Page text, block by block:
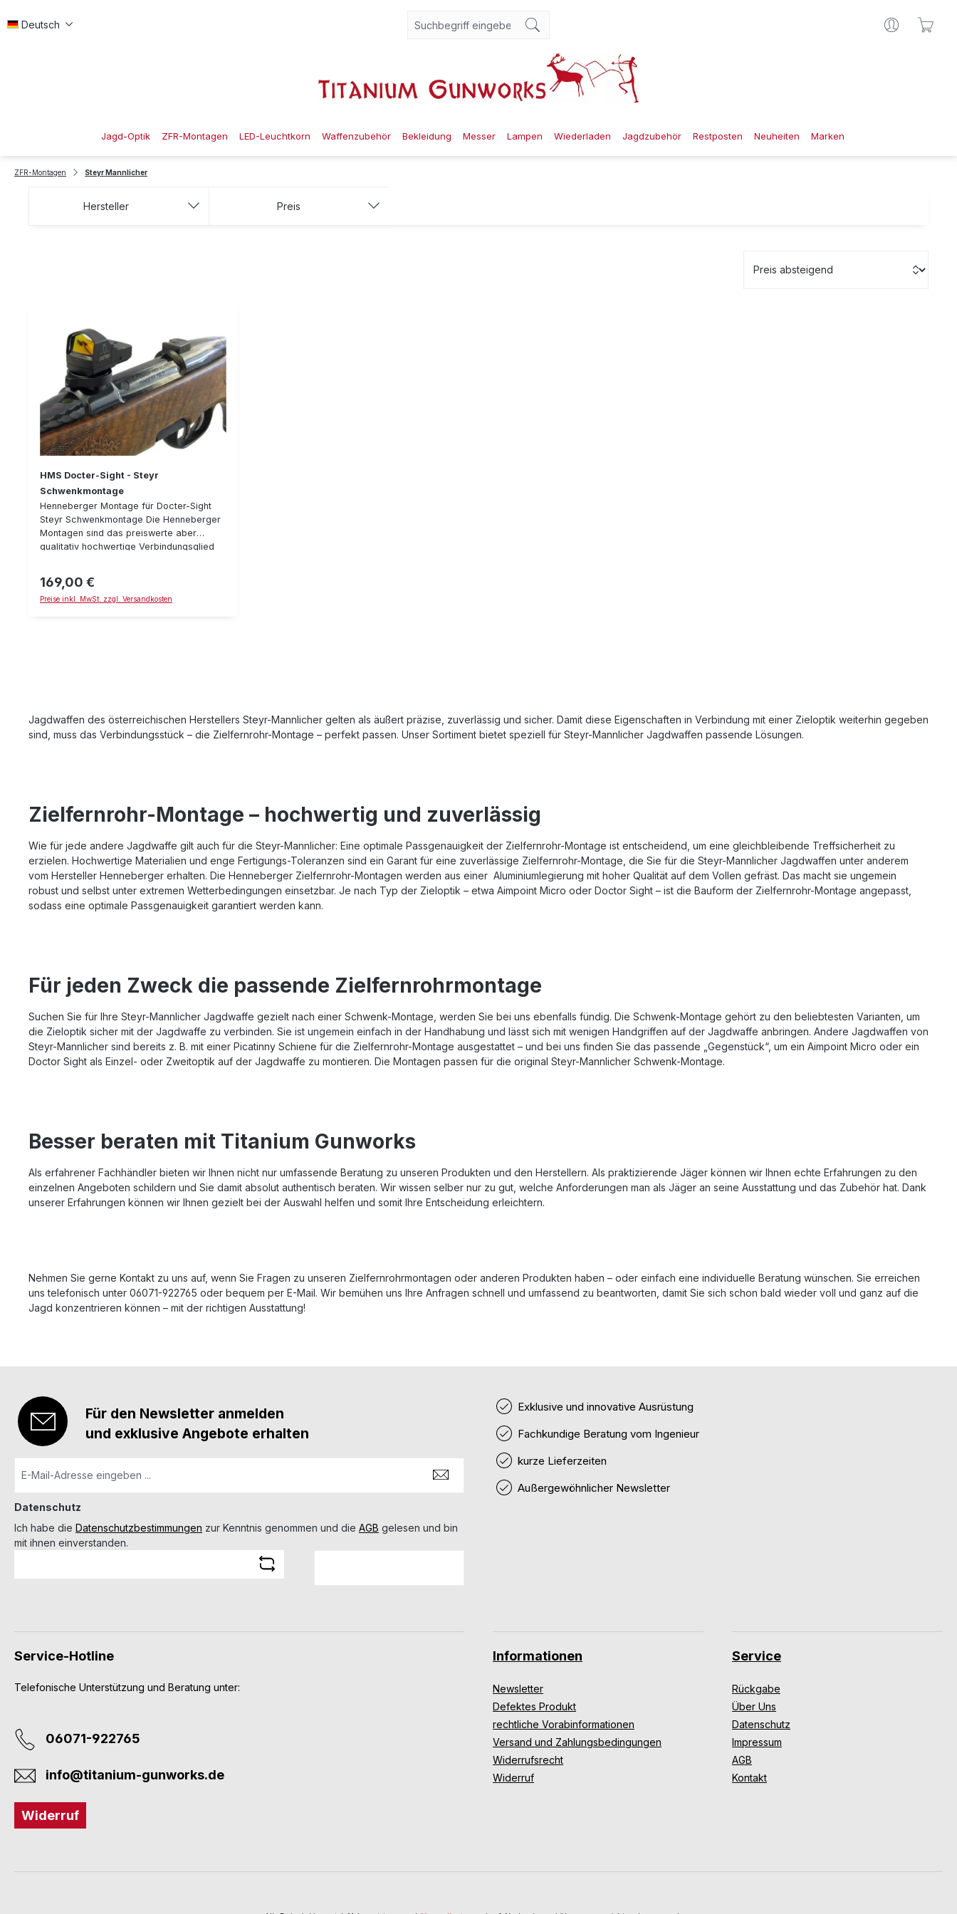
Deutsch
Jagd-Optik ZFR-Montagen LED-Leuchtkorn Waffenzubehör Bekleidung Messer Lampen Wiederladen Jagdzubehör Restposten Neuheiten Marken
ZFR-Montagen Steyr Mannlicher
Hersteller Preis
HMS Docter-Sight - Steyr
Schwenkmontage
Henneberger Montage für Docter-Sight
Steyr Schwenkmontage Die Henneberger
Montagen sind das preiswerte aber
qualitativ hochwertige Verbindungsglied
sind die Systeme absolut schussfest und
wiederholgenau. Details: Passend für orig.
Regulärer Preis:
169,00 €
Preise inkl. MwSt. zzgl. Versandkosten
Jagdwaffen des österreichischen Herstellers Steyr-Mannlicher gelten als äußert präzise, zuverlässig und sicher. Damit diese Eigenschaften in Verbindung mit einer Zieloptik weiterhin gegeben
sind, muss das Verbindungsstück – die Zielfernrohr-Montage – perfekt passen. Unser Sortiment bietet speziell für Steyr-Mannlicher Jagdwaffen passende Lösungen.
Zielfernrohr-Montage – hochwertig und zuverlässig
Wie für jede andere Jagdwaffe gilt auch für die Steyr-Mannlicher: Eine optimale Passgenauigkeit der Zielfernrohr-Montage ist entscheidend, um eine gleichbleibende Treffsicherheit zu
erzielen. Hochwertige Materialien und enge Fertigungs-Toleranzen sind ein Garant für eine zuverlässige Zielfernrohr-Montage, die Sie für die Steyr-Mannlicher Jagdwaffen unter anderem
vom Hersteller Henneberger erhalten. Die Henneberger Zielfernrohr-Montagen werden aus einer Aluminiumlegierung mit hoher Qualität auf dem Vollen gefräst. Das macht sie ungemein
robust und selbst unter extremen Wetterbedingungen einsetzbar. Je nach Typ der Zieloptik – etwa Aimpoint Micro oder Doctor Sight – ist die Bauform der Zielfernrohr-Montage angepasst,
sodass eine optimale Passgenauigkeit garantiert werden kann.
Für jeden Zweck die passende Zielfernrohrmontage
Suchen Sie für Ihre Steyr-Mannlicher Jagdwaffe gezielt nach einer Schwenk-Montage, werden Sie bei uns ebenfalls fündig. Die Schwenk-Montage gehört zu den beliebtesten Varianten, um
die Zieloptik sicher mit der Jagdwaffe zu verbinden. Sie ist ungemein einfach in der Handhabung und lässt sich mit wenigen Handgriffen auf der Jagdwaffe anbringen. Andere Jagdwaffen von
Steyr-Mannlicher sind bereits z. B. mit einer Picatinny Schiene für die Zielfernrohr-Montage ausgestattet – und bei uns finden Sie das passende „Gegenstück“, um ein Aimpoint Micro oder ein
Doctor Sight als Einzel- oder Zweitoptik auf der Jagdwaffe zu montieren. Die Montagen passen für die original Steyr-Mannlicher Schwenk-Montage.
Besser beraten mit Titanium Gunworks
Als erfahrener Fachhändler bieten wir Ihnen nicht nur umfassende Beratung zu unseren Produkten und den Herstellern. Als praktizierende Jäger können wir Ihnen echte Erfahrungen zu den
einzelnen Angeboten schildern und Sie damit absolut authentisch beraten. Wir wissen selber nur zu gut, welche Anforderungen man als Jäger an seine Ausstattung und das Zubehör hat. Dank
unserer Erfahrungen können wir Ihnen gezielt bei der Auswahl helfen und somit Ihre Entscheidung erleichtern.
Nehmen Sie gerne Kontakt zu uns auf, wenn Sie Fragen zu unseren Zielfernrohrmontagen oder anderen Produkten haben – oder einfach eine individuelle Beratung wünschen. Sie erreichen
uns telefonisch unter 06071-922765 oder bequem per E-Mail. Wir bemühen uns Ihre Anfragen schnell und umfassend zu beantworten, damit Sie sich schon bald wieder voll und ganz auf die
Jagd konzentrieren können – mit der richtigen Ausstattung!
Für den Newsletter anmelden
und exklusive Angebote erhalten
Datenschutz
Ich habe die Datenschutzbestimmungen zur Kenntnis genommen und die AGB gelesen und bin
mit ihnen einverstanden.
Exklusive und innovative Ausrüstung
Fachkundige Beratung vom Ingenieur
kurze Lieferzeiten
Außergewöhnlicher Newsletter
Service-Hotline
Telefonische Unterstützung und Beratung unter:
06071-922765
info@titanium-gunworks.de
Widerruf
Informationen
Newsletter
Defektes Produkt
rechtliche Vorabinformationen
Versand und Zahlungsbedingungen
Widerrufsrecht
Widerruf
Service
Rückgabe
Über Uns
Datenschutz
Impressum
AGB
Kontakt